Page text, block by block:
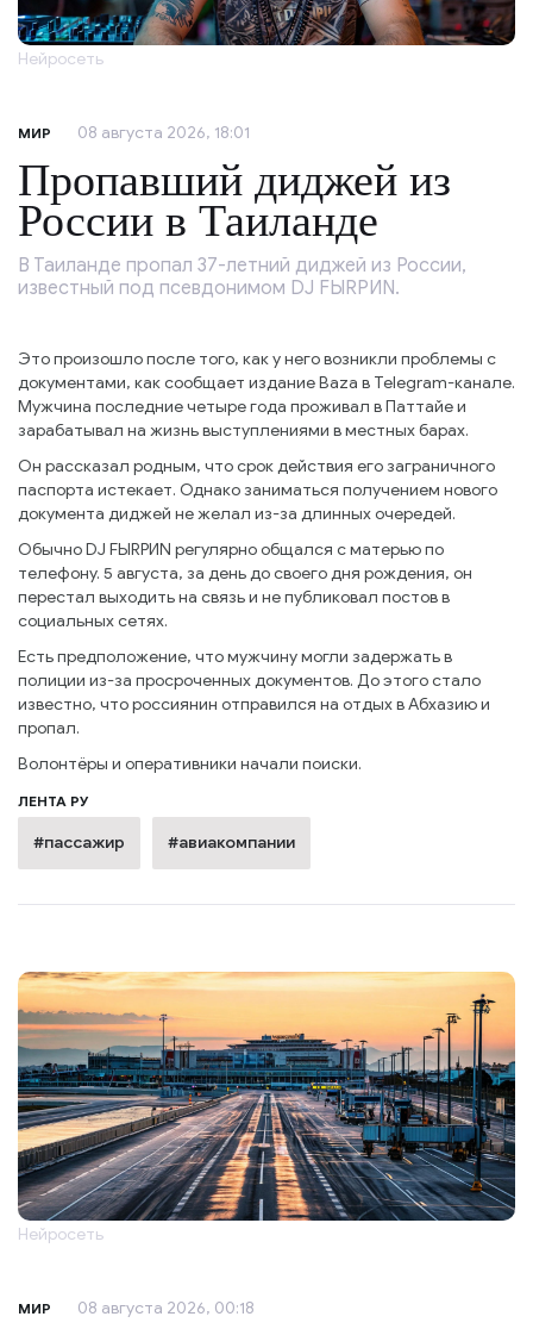
Нейросеть
МИР 08 августа 2026, 18:01
Пропавший диджей из
России в Таиланде
В Таиланде пропал 37-летний диджей из России,
известный под псевдонимом DJ FЫRРИN.
Это произошло после того, как у него возникли проблемы с
документами, как сообщает издание Baza в Telegram-канале.
Мужчина последние четыре года проживал в Паттайе и
зарабатывал на жизнь выступлениями в местных барах.
Он рассказал родным, что срок действия его заграничного
паспорта истекает. Однако заниматься получением нового
документа диджей не желал из-за длинных очередей.
Обычно DJ FЫRРИN регулярно общался с матерью по
телефону. 5 августа, за день до своего дня рождения, он
перестал выходить на связь и не публиковал постов в
социальных сетях.
Есть предположение, что мужчину могли задержать в
полиции из-за просроченных документов. До этого стало
известно, что россиянин отправился на отдых в Абхазию и
пропал.
Волонтёры и оперативники начали поиски.
ЛЕНТА РУ
#пассажир #авиакомпании
Нейросеть
МИР 08 августа 2026, 00:18